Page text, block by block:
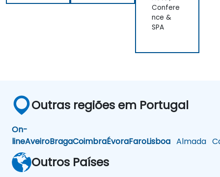
Confere
nce &
SPA
Outras regiões em Portugal
On-
lineAveiroBragaCoimbraÉvoraFaroLisboa Almada
Outros Países